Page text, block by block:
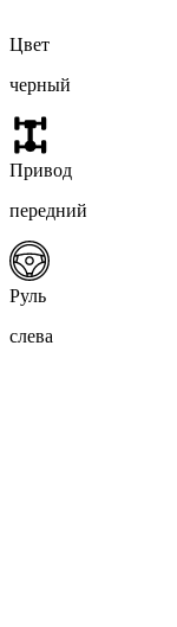
Цвет
черный
Привод
передний
Руль
слева